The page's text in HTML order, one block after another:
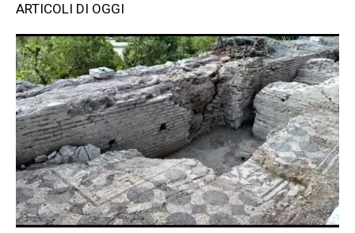
ARTICOLI DI OGGI